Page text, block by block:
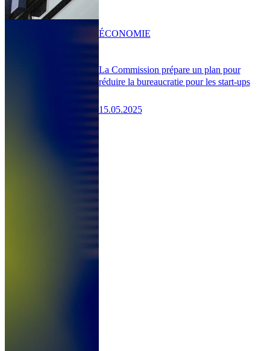
La Commission prépare un plan pour
réduire la bureaucratie pour les start-ups
15.05.2025
ÉCONOMIE